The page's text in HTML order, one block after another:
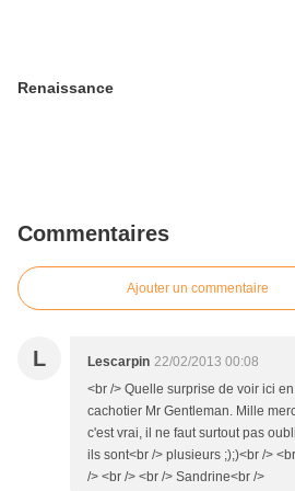
Renaissance
Commentaires
Ajouter un commentaire
L Lescarpin 22/02/2013 00:08
<br /> Quelle surprise de voir ici
cachotier Mr Gentleman. Mille
c'est vrai, il ne faut surtout pas
ils sont<br /> plusieurs ;);)<br />
/> <br /> <br /> Sandrine<br />